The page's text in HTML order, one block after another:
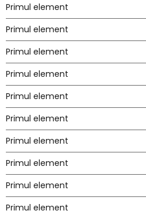
Primul element
Primul element
Primul element
Primul element
Primul element
Primul element
Primul element
Primul element
Primul element
Primul element